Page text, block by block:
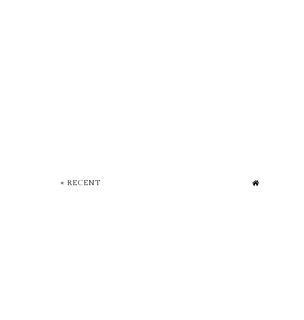
« RECENT